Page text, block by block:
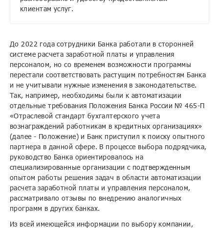
клиентам услуг.
До 2022 года сотрудники Банка работали в сторонней
системе расчета заработной платы и управления
персоналом, но со временем возможности программы
перестали соответствовать растущим потребностям Банка
и не учитывали нужные изменения в законодательстве.
Так, например, необходимы были к автоматизации
отдельные требования Положения Банка России № 465-П
«Отраслевой стандарт бухгалтерского учета
вознаграждений работникам в кредитных организациях»
(далее - Положение) и Банк приступил к поиску опытного
партнера в данной сфере. В процессе выбора подрядчика,
руководство Банка ориентировалось на
специализированные организации с подтвержденным
опытом работы решения задач в области автоматизации
расчета заработной платы и управления персоналом,
рассматривало отзывы по внедрению аналогичных
программ в других банках.
Из всей имеющейся информации по выбору компании,